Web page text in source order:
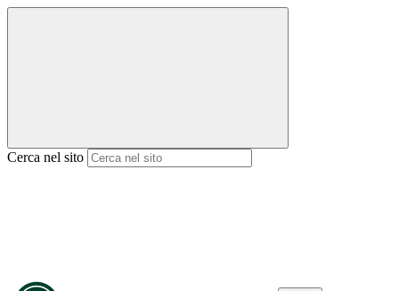
Cerca nel sito